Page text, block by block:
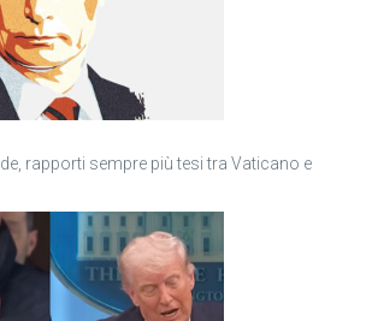
rapporti sempre più tesi tra Vaticano e